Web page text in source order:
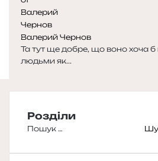
Валерий Чернов
Та тут ще добре, що воно хоча б
людьми як...
Розділи
Пошук: